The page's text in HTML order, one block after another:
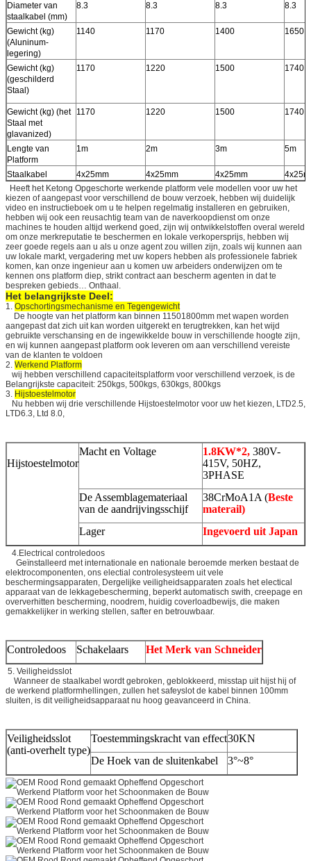
Diameter van
staalkabel (mm)
8.3 8.3 8.3 8.3
Gewicht (kg)
(Aluninum-
legering)
1140 1170 1400 1650
Gewicht (kg)
(geschilderd
Staal)
1170 1220 1500 1740
Gewicht (kg) (het
Staal met
glavanized)
1170 1220 1500 1740
Lengte van
Platform
1m 2m 3m 5m
Staalkabel 4x25mm 4x25mm 4x25mm
Heeft het Ketong Opgeschorte werkende platform vele modellen voor uw het
kiezen of aangepast voor verschillend de bouw verzoek, hebben wij duidelijk
video en instructieboek om u te helpen regelmatig installeren en gebruiken,
hebben wij ook een reusachtig team van de naverkoopdienst om onze
machines te houden altijd werkend goed, zijn wij ontwikkelstoffen overal wereld
om onze merkreputatie te beschermen en lokale verkopersprijs, hebben wij
zeer goede regels aan u als u onze agent zou willen zijn, zoals wij kunnen aan
uw lokale markt, vergadering met uw kopers hebben als professionele fabriek
komen, kan onze ingenieur aan u komen uw arbeiders onderwijzen om te
kennen ons platform diep, strikt contract aan bescherm agenten in dat te
bespreken gebieds… Onthaal.
Het belangrijkste Deel:
1. Opschortingsmechanisme en Tegengewicht
De hoogte van het platform kan binnen 11501800mm met wapen worden
aangepast dat zich uit kan worden uitgerekt en terugtrekken, kan het wijd
gebruikte verschansing en de ingewikkelde bouw in verschillende hoogte zijn,
en wij kunnen aangepast platform ook leveren om aan verschillend vereiste
van de klanten te voldoen
2. Werkend Platform
wij hebben verschillend capaciteitsplatform voor verschillend verzoek, is de
Belangrijkste capaciteit: 250kgs, 500kgs, 630kgs, 800kgs
3. Hijstoestelmotor
Nu hebben wij drie verschillende Hijstoestelmotor voor uw het kiezen, LTD2.5,
LTD6.3, Ltd 8.0,
Hijstoestelmotor
Macht en Voltage 1.8KW*2, 380V-
415V, 50HZ,
3PHASE
De Assemblagemateriaal
van de aandrijvingsschijf
38CrMoA1A (Beste
materail)
Lager
Ingevoerd uit Japan
4.Electrical controledoos
Geïnstalleerd met internationale en nationale beroemde merken bestaat de
elektrocomponenten, ons electial controlesysteem uit vele
beschermingsapparaten, Dergelijke veiligheidsapparaten zoals het electical
apparaat van de lekkagebescherming, beperkt automatisch swith, creepage en
oververhitten bescherming, noodrem, huidig coverloadbewijs, die maken
gemakkelijker in werking stellen, safter en betrouwbaar.
Controledoos Schakelaars Het Merk van Schneider
5. Veiligheidsslot
Wanneer de staalkabel wordt gebroken, geblokkeerd, misstap uit hijst hij of
de werkend platformhellingen, zullen het safeyslot de kabel binnen 100mm
sluiten, is dit veiligheidsapparaat nu hoog geavanceerd in China.
Veiligheidsslot
(anti-overhelt type)
Toestemmingskracht van effect30KN
De Hoek van de sluitenkabel
3°~8°